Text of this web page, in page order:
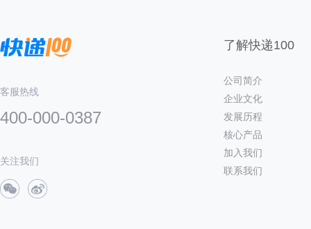
客服热线
400-000-0387
关注我们
了解快递100
公司简介
企业文化
发展历程
核心产品
加入我们
联系我们